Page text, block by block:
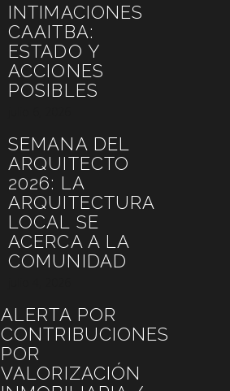
INTIMACIONES
CAAITBA:
ESTADO Y
ACCIONES
POSIBLES
SEMANA DEL
ARQUITECTO
2026: LA
ARQUITECTURA
LOCAL SE
ACERCA A LA
COMUNIDAD
ALERTA POR
CONTRIBUCIONES
POR
VALORIZACIÓN